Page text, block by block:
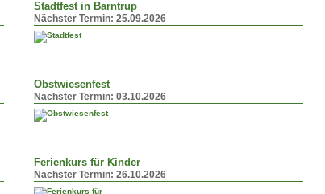
Stadtfest in Barntrup
Nächster Termin: 25.09.2026
Obstwiesenfest
Nächster Termin: 03.10.2026
Ferienkurs für Kinder
Nächster Termin: 26.10.2026